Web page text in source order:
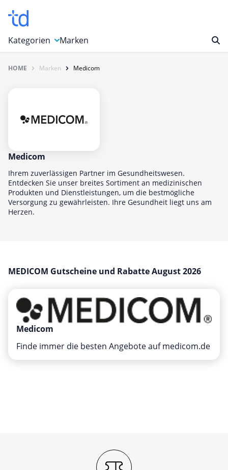
Kategorien
Auto, Motorrad & Werkzeuge
Computer & Elektronik
Essen & Trinken
Foto, Druck & Büro
Gaming & Spielzeug
Garten, Haushalt & Tiere
Shopping
Sport & Freizeit
Urlaub & Reise
Marken
HOME Marken Medicom
Medicom
Ihrem zuverlässigen Partner im Gesundheitswesen.
Entdecken Sie unser breites Sortiment an medizinischen
Produkten und Dienstleistungen, um die bestmögliche
Versorgung zu gewährleisten. Ihre Gesundheit liegt uns am
Herzen.
MEDICOM Gutscheine und Rabatte August 2026
Medicom
Finde immer die besten Angebote auf medicom.de